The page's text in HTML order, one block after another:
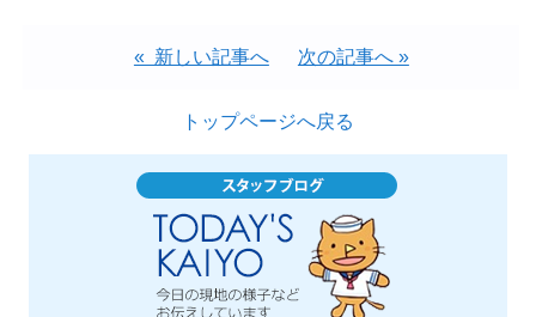
« 新しい記事へ 次の記事へ »
トップページへ戻る